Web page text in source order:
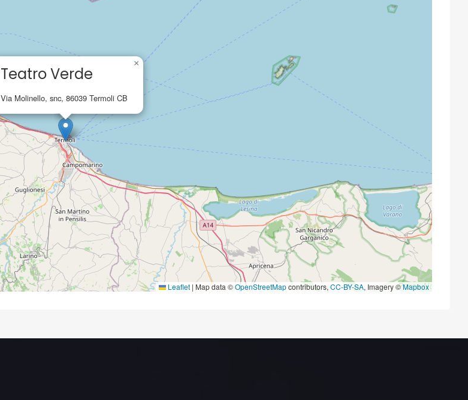
Teatro Verde
Via Molinello, snc, 86039 Termoli CB
×
Leaflet | Map data ©OpenStreetMapcontributors,CC-BY-SA, Imagery ©Mapbox